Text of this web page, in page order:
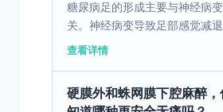
糖尿病足的形成主要与神经病
关。神经病变导致足部感觉减退
溃疡，而血管病变则引起供血不
查看详情
硬膜外和蛛网膜下腔麻醉，